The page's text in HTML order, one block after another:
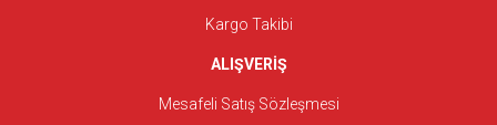
Kargo Takibi
ALIŞVERİŞ
Mesafeli Satış Sözleşmesi